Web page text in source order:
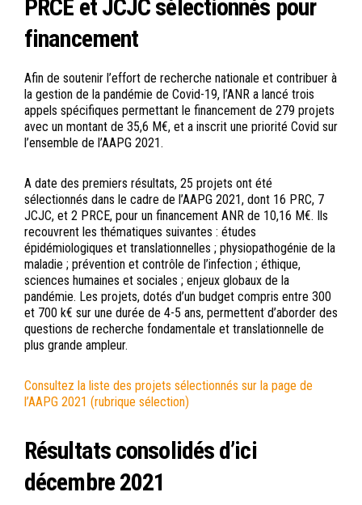
PRCE et JCJC sélectionnés pour
financement
Afin de soutenir l’effort de recherche nationale et contribuer à
la gestion de la pandémie de Covid-19, l’ANR a lancé trois
appels spécifiques permettant le financement de 279 projets
avec un montant de 35,6 M€, et a inscrit une priorité Covid sur
l’ensemble de l’AAPG 2021.
A date des premiers résultats, 25 projets ont été
sélectionnés dans le cadre de l’AAPG 2021, dont 16 PRC, 7
JCJC, et 2 PRCE, pour un financement ANR de 10,16 M€. Ils
recouvrent les thématiques suivantes : études
épidémiologiques et translationnelles ; physiopathogénie de la
maladie ; prévention et contrôle de l’infection ; éthique,
sciences humaines et sociales ; enjeux globaux de la
pandémie. Les projets, dotés d’un budget compris entre 300
et 700 k€ sur une durée de 4-5 ans, permettent d’aborder des
questions de recherche fondamentale et translationnelle de
plus grande ampleur.
Consultez la liste des projets sélectionnés sur la page de
l’AAPG 2021 (rubrique sélection)
Résultats consolidés d’ici
décembre 2021